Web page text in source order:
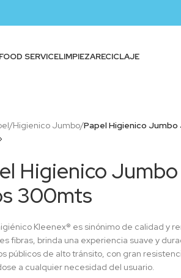
SERVICELIMPIEZARECICLAJE
/Higienico Jumbo/Papel Higienico Jumbo
Higienico Jumbo
300mts
Kleenex® es sinónimo de calidad y
fibras, brinda una experiencia suave y
públicos de alto tránsito, con gran
a cualquier necesidad del usuario.